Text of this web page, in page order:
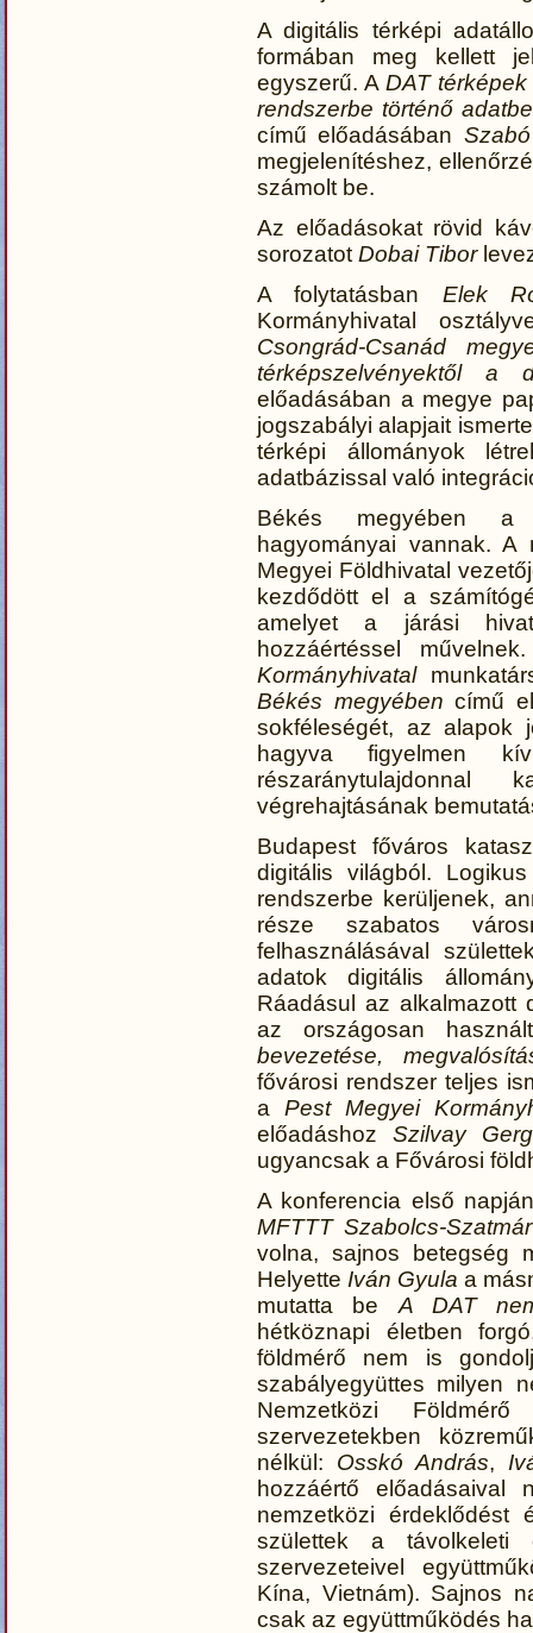
A digitális térképi
formában meg kellett
egyszerű. A DAT
rendszerbe történő
című előadásában
megjelenítéshez,
számolt be.
Az előadásokat rövid
sorozatot Dobai Tibor
A folytatásban Elek
Kormányhivatal
Csongrád-Csanád
térképszelvényektől a
előadásában a megye
jogszabályi alapjait
térképi állományok
adatbázissal való
Békés megyében a
hagyományai vannak.
Megyei Földhivatal
kezdődött el a
amelyet a járási
hozzáértéssel
Kormányhivatal
Békés megyében című
sokféleségét, az alapok
hagyva figyelmen
végrehajtásának
Budapest főváros
digitális világból.
rendszerbe kerüljenek,
része szabatos
felhasználásával
adatok digitális
Ráadásul az alkalmazott
az országosan
bevezetése,
fővárosi rendszer teljes
a Pest Megyei
előadáshozSzilvay
ugyancsak a Fővárosi
A konferencia első
MFTTT Szabolcs-
volna, sajnos betegség
Helyette Iván Gyula a
mutatta be A DAT
hétköznapi életben
földmérő nem is
szabályegyüttes milyen
Nemzetközi
szervezetekben
nélkül: Osskó András,
hozzáértő előadásaival
nemzetközi érdeklődést
születtek a távolkeleti
szervezeteivel
Kína, Vietnám). Sajnos
csak az együttműködés